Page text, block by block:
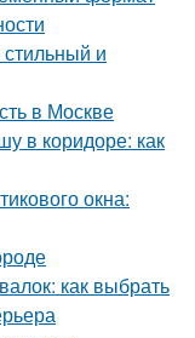
и
в Москве
в коридоре: как
окна:
как выбрать